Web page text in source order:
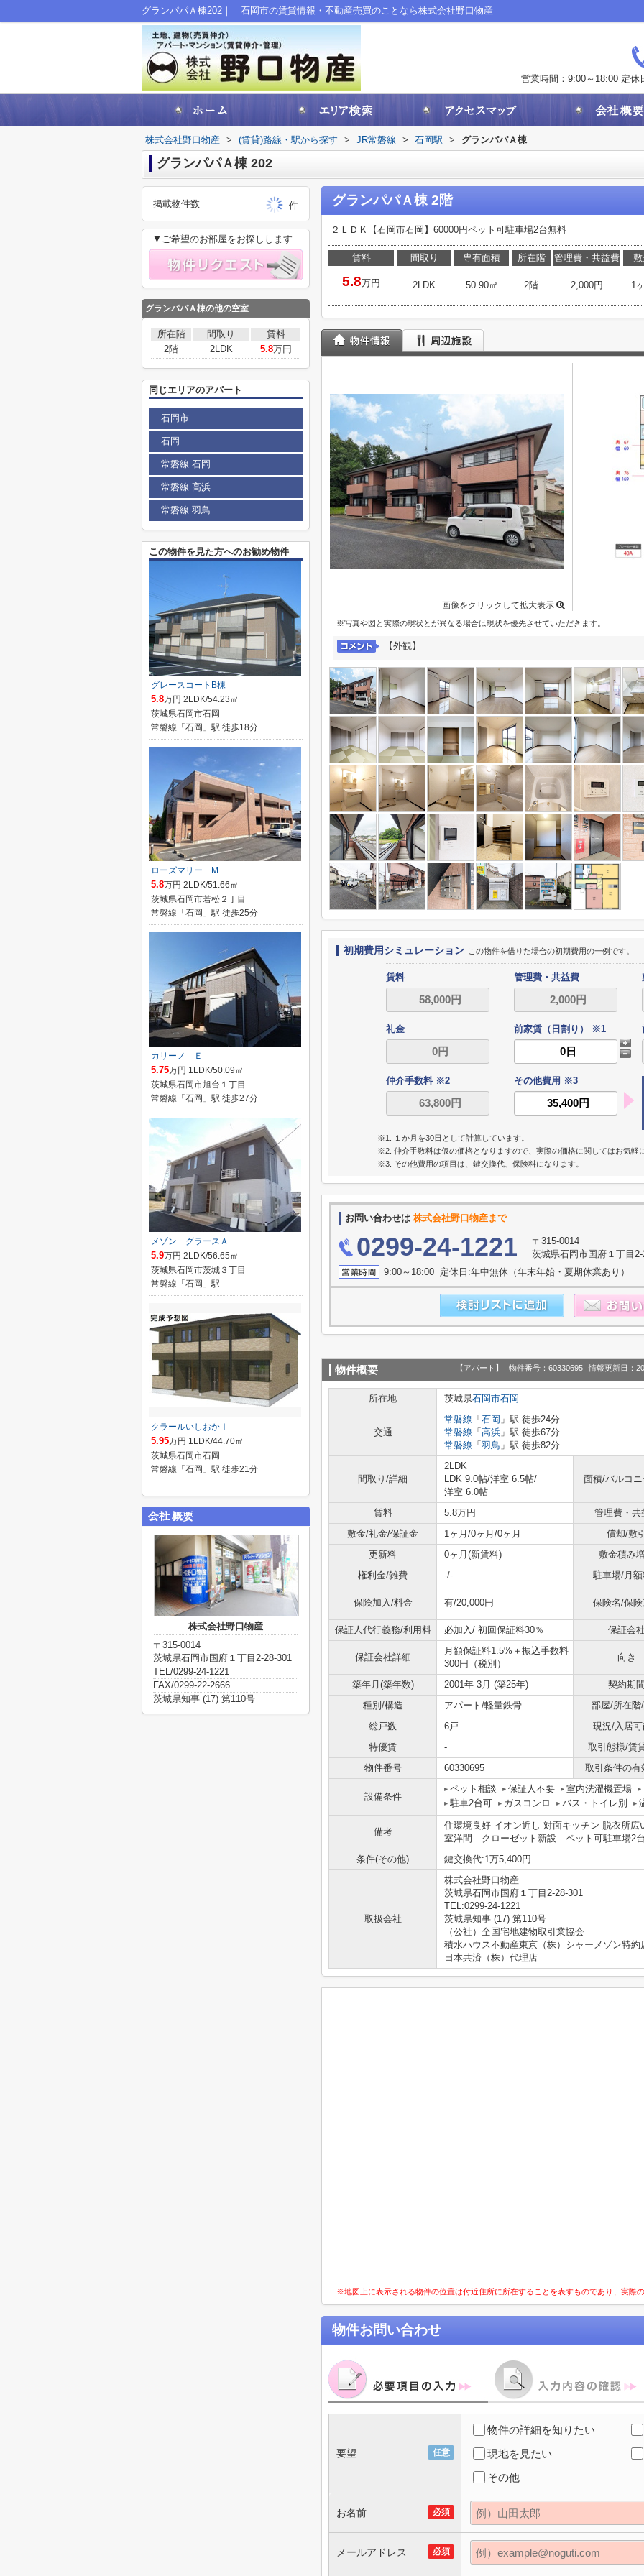
グランパパＡ棟202｜｜石岡市の賃貸情報・不動産売買のことなら株式会社野口物産
営業時間：9:00～18:00 定休
株式会社野口物産 > (賃貸)路線・駅から探す > JR常磐線 > 石岡駅 > グランパパＡ棟
グランパパＡ棟 202
グランパパＡ棟 2階
２ＬＤＫ【石岡市石岡】60000円ペット可駐車場2台無料
賃料
5.8万円
間取り
2LDK
専有面積
50.90㎡
所在階
2階
管理費・共益費
2,000円 1
画像をクリックして拡大表示
※写真や図と実際の現状とが異なる場合は現状を優先させていただきます。
【外観】
初期費用シミュレーション この物件を借りた場合の初期費用の一例です。
賃料 管理費・共益費
礼金 前家賃（日割り） ※1
仲介手数料 ※2 その他費用 ※3
※1. １か月を30日として計算しています。
※2. 仲介手数料は仮の価格となりますので、実際の価格に関してはお気軽
※3. その他費用の項目は、鍵交換代、保険料になります。
お問い合わせは 株式会社野口物産まで
0299-24-1221
〒315-0014
茨城県石岡市国府１丁目
9:00～18:00 定休日:年中無休（年末年始・夏期休業あり）
物件概要 【アパート】 物件番号：60330695 情報更新日：
所在地 茨城県石岡市石岡
交通
常磐線 「 石岡 」駅 徒歩24分
常磐線 「 高浜 」駅 徒歩67分
常磐線 「 羽鳥 」駅 徒歩82分
間取り/詳細
2LDK
LDK 9.0帖/洋室 6.5帖/
洋室 6.0帖
面積/バルコ
賃料 5.8万円
管理費・共
敷金/礼金/保証金
1ヶ月/0ヶ月/0ヶ月
償却/敷
更新料
0ヶ月(新賃料)
敷金積み
権利金/雑費
-/- 駐車場/月
保険加入/料金 有/20,000円 保険名/保
保証人代行義務/利用料 必加入/ 初回保証料30％ 保証会
保証会社詳細
月額保証料1.5%＋振込手数料
300円（税別）
向き
築年月(築年数) 2001年 3月 (築25年)
契約期
種別/構造
アパート/軽量鉄骨
部屋/所在階
総戸数
6戸
現況/入居
特優賃
-
取引態様/賃
物件番号
60330695 取引条件の有
設備条件
ペット相談 保証人不要 室内洗濯機置場
駐車2台可
ガスコンロ バス・トイレ別
備考
住環境良好 イオン近し 対面キッチン 脱衣所
室洋間 クローゼット新設 ペット可駐車場2
条件(その他)
鍵交換代:1万5,400円
取扱会社
株式会社野口物産
茨城県石岡市国府１丁目2-28-301
TEL:0299-24-1221
茨城県知事 (17) 第110号
（公社）全国宅地建物取引業協会
積水ハウス不動産東京（株）シャーメゾン特約
日本共済（株）代理店
※地図上に表示される物件の位置は付近住所に所在することを表すものであり、実際
物件お問い合わせ
任意
要望
物件の詳細を知りたい
現地を見たい
その他
必須
お名前
必須
メールアドレス
掲載物件数 件
▼ご希望のお部屋をお探しします
グランパパＡ棟の他の空室
所在階 間取り
賃料
2階
2LDK 5.8万円
同じエリアのアパート
石岡市
石岡
常磐線 石岡
常磐線 高浜
常磐線 羽鳥
この物件を見た方へのお勧め物件
グレースコートB棟
5.8万円 2LDK/54.23㎡
茨城県石岡市石岡
常磐線「石岡」駅 徒歩18分
ローズマリー M
5.8万円 2LDK/51.66㎡
茨城県石岡市若松２丁目
常磐線「石岡」駅 徒歩25分
カリーノ Ｅ
5.75万円 1LDK/50.09㎡
茨城県石岡市旭台１丁目
常磐線「石岡」駅 徒歩27分
メゾン グラースＡ
5.9万円 2LDK/56.65㎡
茨城県石岡市茨城３丁目
常磐線「石岡」駅
クラールいしおかⅠ
5.95万円 1LDK/44.70㎡
茨城県石岡市石岡
常磐線「石岡」駅 徒歩21分
株式会社野口物産
〒315-0014
茨城県石岡市国府１丁目2-28-301
TEL/0299-24-1221
FAX/0299-22-2666
茨城県知事 (17) 第110号